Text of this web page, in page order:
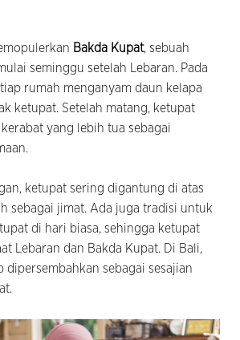
Bakda Kupat, sebuah
seminggu setelah Lebaran. Pada
rumah menganyam daun kelapa
ketupat. Setelah matang, ketupat
yang lebih tua sebagai
ketupat sering digantung di atas
sebagai jimat. Ada juga tradisi untuk
di hari biasa, sehingga ketupat
Lebaran dan Bakda Kupat. Di Bali,
dipersembahkan sebagai sesajian